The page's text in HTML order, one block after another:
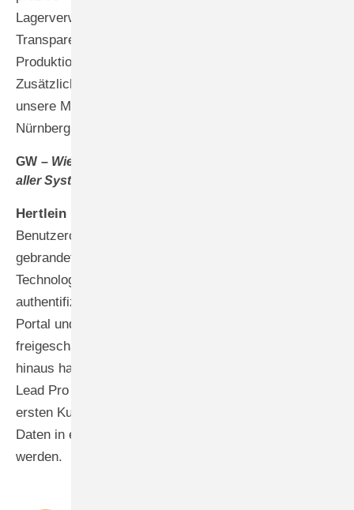
Lagerverwaltung verschafft uns permanente
Transparenz über alle Materialbestände, während das
Produktionsmodul unsere gesamte Fertigung steuert.
Zusätzlich koordiniert die Montageverwaltung effizient
unsere Montageteams in der gesamten Region hier in
Nürnberg.
GW –Wie realisieren Sie technisch die Integration
aller Systemkomponenten?
Hertlein –
Benutzeroberfläche entwickelt. Sie ist Rehau-
gebrandet und funktioniert über Single-Sign-On-
Technologie. Konkret bedeutet das: Der Nutzer
authentifiziert sich einmalig über das Rehau Connect+
Portal und erhält dann direkten Zugang zu allen für ihn
freigeschalteten Services und Modulen. Darüber
hinaus haben wir unser Lead-Management-Tool Rehau
Lead Pro in das ERP-System integriert, sodass vom
ersten Kundenkontakt bis zur Auftragsabwicklung alle
Daten in einem geschlossenen System verarbeitet
werden.